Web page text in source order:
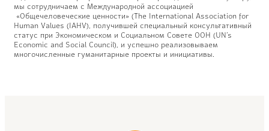
мы сотрудничаем с Международной ассоциацией
«Общечеловеческие ценности» (The International Association for
Human Values (IAHV), получившей специальный консультативный
статус при Экономическом и Социальном Совете ООН (UN’s
Economic and Social Council), и успешно реализовываем
многочисленные гуманитарные проекты и инициативы.